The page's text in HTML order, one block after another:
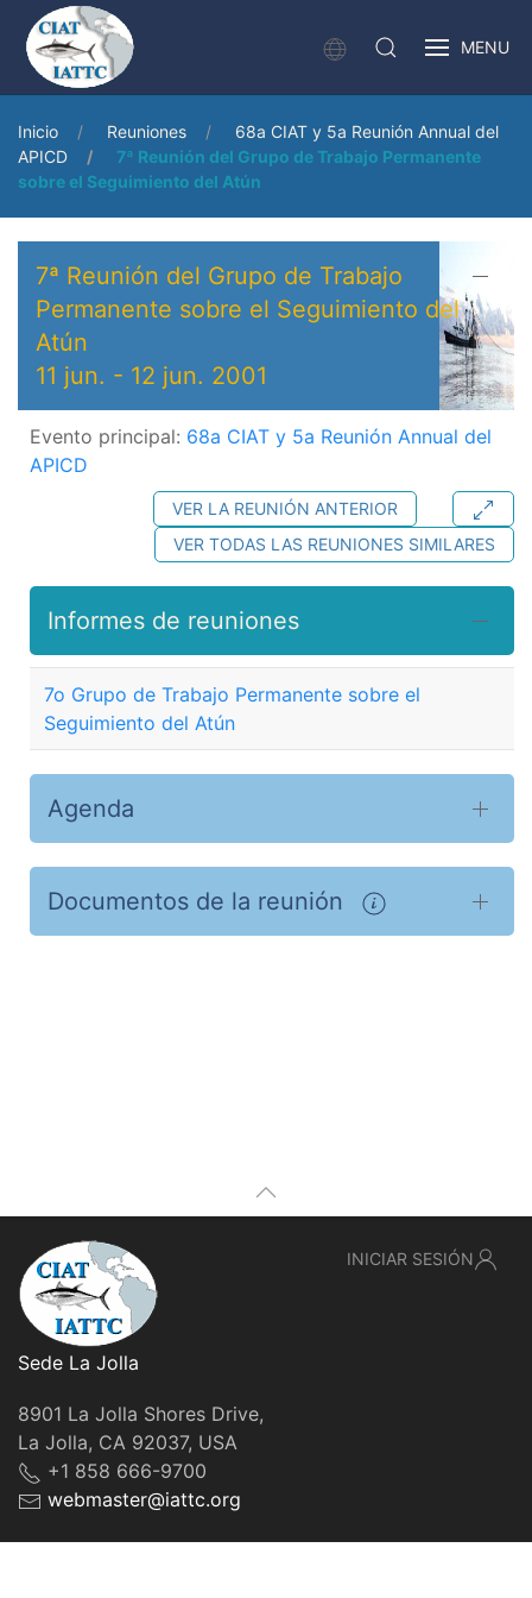
MENU
Inicio Reuniones
68a CIAT y 5a Reunión Annual del
APICD
7ª Reunión del Grupo de Trabajo Permanente
sobre el Seguimiento del Atún
7ª Reunión del Grupo de Trabajo
Permanente sobre el Seguimiento del
Atún
11 jun. - 12 jun. 2001
Evento principal: 68a CIAT y 5a Reunión Annual del
APICD
VER LA REUNIÓN ANTERIOR
VER TODAS LAS REUNIONES SIMILARES
Informes de reuniones
7o Grupo de Trabajo Permanente sobre el
Seguimiento del Atún
Agenda
Documentos de la reunión
Sede La Jolla
8901 La Jolla Shores Drive,
La Jolla, CA 92037, USA
+1 858 666-9700
webmaster@iattc.org
INICIAR SESIÓN